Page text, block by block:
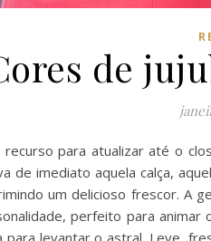
de
para atualizar até o
de imediato aquela calça,
um delicioso frescor. A
perfeito para animar